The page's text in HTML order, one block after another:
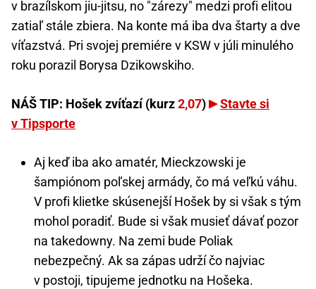
v brazílskom jiu-jitsu, no "zárezy" medzi profi elitou
zatiaľ stále zbiera. Na konte má iba dva štarty a dve
víťazstvá. Pri svojej premiére v KSW v júli minulého
roku porazil Borysa Dzikowskiho.
NÁŠ TIP: Hošek zvíťazí (kurz2,07)
Stavte si
v Tipsporte
Aj keď iba ako amatér, Mieckzowski je
šampiónom poľskej armády, čo má veľkú váhu.
V profi klietke skúsenejší Hošek by si však s tým
mohol poradiť. Bude si však musieť dávať pozor
na takedowny. Na zemi bude Poliak
nebezpečný. Ak sa zápas udrží čo najviac
v postoji, tipujeme jednotku na Hošeka.